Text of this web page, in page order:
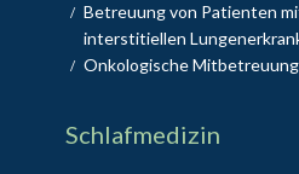
/ Betreuung von Patienten
interstitiellen
/ Onkologische
Schlafmedizin